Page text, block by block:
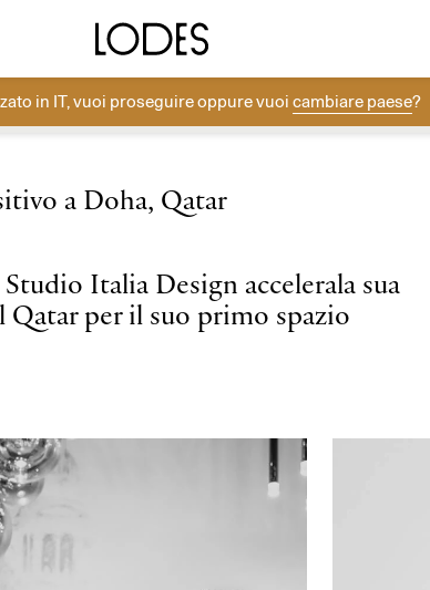
in IT, vuoi proseguire oppure vuoicambiare paese?
Lodes→News→Corporate→Doha
a Doha, Qatar
Italia Design accelerala sua
per il suo primo spazio